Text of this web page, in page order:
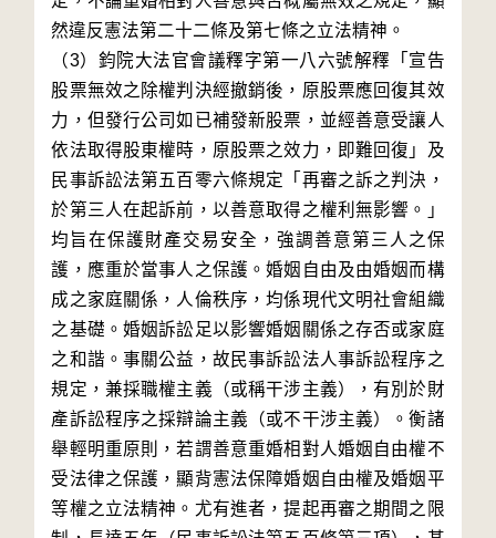
然違反憲法第二十二條及第七條之立法精神。
（3）鈞院大法官會議釋字第一八六號解釋「宣告
股票無效之除權判決經撤銷後，原股票應回復其效
力，但發行公司如已補發新股票，並經善意受讓人
依法取得股東權時，原股票之效力，即難回復」及
民事訴訟法第五百零六條規定「再審之訴之判決，
於第三人在起訴前，以善意取得之權利無影響。」
均旨在保護財產交易安全，強調善意第三人之保
護，應重於當事人之保護。婚姻自由及由婚姻而構
成之家庭關係，人倫秩序，均係現代文明社會組織
之基礎。婚姻訴訟足以影響婚姻關係之存否或家庭
之和諧。事關公益，故民事訴訟法人事訴訟程序之
規定，兼採職權主義（或稱干涉主義），有別於財
產訴訟程序之採辯論主義（或不干涉主義）。衡諸
舉輕明重原則，若謂善意重婚相對人婚姻自由權不
受法律之保護，顯背憲法保障婚姻自由權及婚姻平
等權之立法精神。尤有進者，提起再審之期間之限